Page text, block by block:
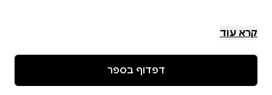
בספר, הבנוי במתכונת כתבי הקודש וספרי התפילות,
באסטרטגיה שיש לנקוט כדי לבלום את התפשטותם ואת
קרא עוד
דפדוף בספר